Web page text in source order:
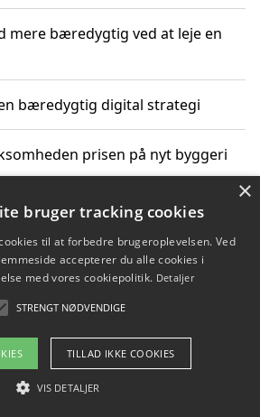
mere bæredygtig ved at leje en
bæredygtig digital strategi
prisen på nyt byggeri
en hjemmeside uden binding
2026 - Pilanto Aps
Blog Betingelser
×
bruger tracking cookies
til at forbedre brugeroplevelsen. Ved
accepterer du alle cookies i
med vores cookiepolitik. Detaljer
STRENGT NØDVENDIGE
TILLAD IKKE COOKIES
VIS DETALJER